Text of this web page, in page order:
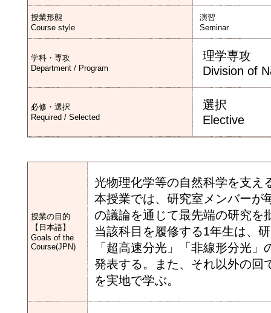
授業形態
Course style
演習
Seminar
学科・専攻
Department / Program
理学専攻
Division of
必修・選択
Required / Selected
選択
Elective
授業の目的
【日本語】
Goals of the
Course(JPN)
光物理化学等の自然科学を支え
本授業では、研究室メンバーが
の議論を通じて最先端の研究を
当該科目を履修する1年生は、
「超高速分光」「非線形分光
発表する。また、それ以外の回
を実地で学ぶ。